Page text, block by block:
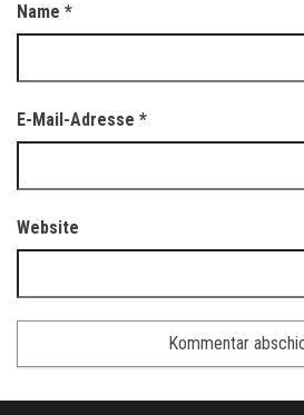
Name *
E-Mail-Adresse *
Website